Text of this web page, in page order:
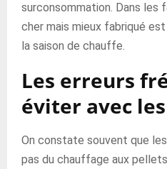
surconsommation. Dans les
cher mais mieux fabriqué
la saison de chauffe.
Les erreurs
éviter avec
On constate souvent que
pas du chauffage aux pellets